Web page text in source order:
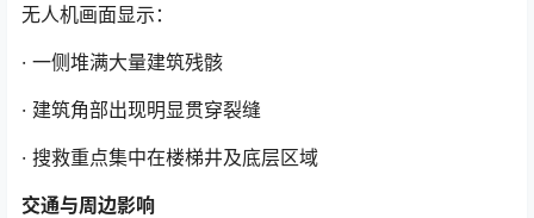
无人机画面显示：
· 一侧堆满大量建筑残骸
· 建筑角部出现明显贯穿裂缝
· 搜救重点集中在楼梯井及底层区域
交通与周边影响